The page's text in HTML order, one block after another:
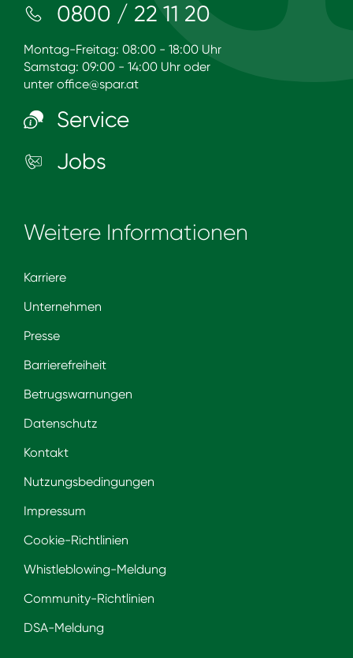
0800 / 22 11 20
Montag-Freitag: 08:00 - 18:00 Uhr
Samstag: 09:00 - 14:00 Uhr oder
unter office@spar.at
Service
Jobs
Weitere Informationen
Karriere
Unternehmen
Presse
Barrierefreiheit
Betrugswarnungen
Datenschutz
Kontakt
Nutzungsbedingungen
Impressum
Cookie-Richtlinien
Whistleblowing-Meldung
Community-Richtlinien
DSA-Meldung